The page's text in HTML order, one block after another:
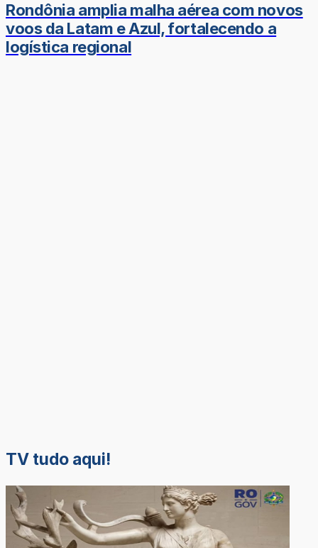
Rondônia amplia malha aérea com novos
voos da Latam e Azul, fortalecendo a
logística regional
TV tudo aqui!